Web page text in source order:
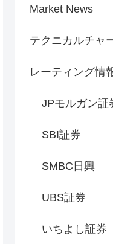
Market News
テクニカルチャ
レーティング情
JPモルガン証
SBI証券
SMBC日興
UBS証券
いちよし証券